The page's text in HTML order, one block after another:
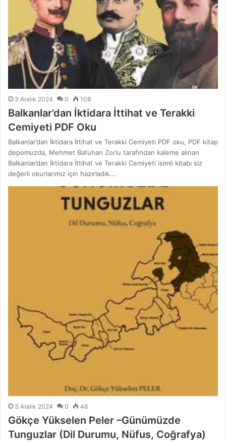
3 Aralık 2024 0 108
Balkanlar’dan İktidara İttihat ve Terakki
Cemiyeti PDF Oku
Balkanlar’dan İktidara İttihat ve Terakki Cemiyeti PDF oku, PDF kitap
depomuzda, Mehmet Batuhan Zorlu tarafından kaleme alınan
Balkanlar’dan İktidara İttihat ve Terakki Cemiyeti isimli kitabı siz
değerli okurlarımız için hazırladık.…
3 Aralık 2024 0 48
Gökçe Yükselen Peler –Günümüzde
Tunguzlar (Dil Durumu, Nüfus, Coğrafya)